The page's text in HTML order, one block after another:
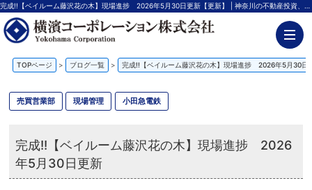
完成!!【ベイルーム藤沢花の木】現場進捗 2026年5月30日更新【更新】 | 神奈川の不動産投資、新築アパート経営は横濱コーポレーション
TOPページ > ブログ一覧 > 完成!!【ベイルーム藤沢花の木】現場進捗 2026年5月30日
売買営業部 現場管理 小田急電鉄
完成!!【ベイルーム藤沢花の木】現場進捗 2026
年5月30日更新